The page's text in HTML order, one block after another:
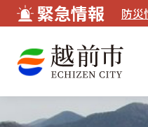
緊急情報 防災